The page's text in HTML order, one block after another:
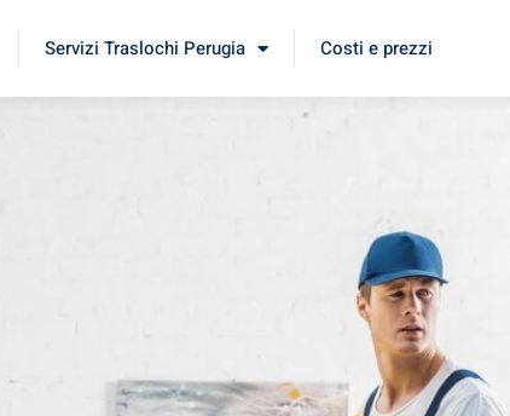
Servizi Traslochi Perugia Costi e prezzi